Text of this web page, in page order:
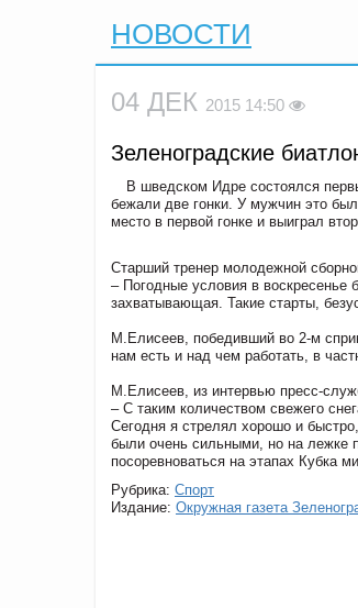
НОВОСТИ
04 ДЕК 2015 14:50
Зеленоградские
В шведском Идре состоялся
бежали две гонки. У мужчин это
место в первой гонке и выиграл
Старший тренер молодежной
– Погодные условия в воскресенье
захватывающая. Такие старты,
М.Елисеев, победивший во 2-м
нам есть и над чем работать, в
М.Елисеев, из интервью пресс-
– С таким количеством свежего
Сегодня я стрелял хорошо и
были очень сильными, но на лежке
посоревноваться на этапах Кубка
Рубрика: Спорт
Издание: Окружная газета